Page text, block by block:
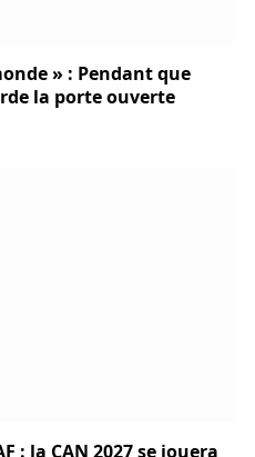
» : Pendant que
la porte ouverte
: la CAN 2027 se jouera